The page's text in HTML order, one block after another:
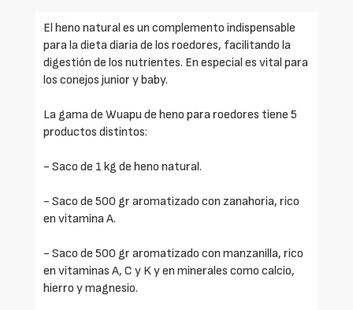
El heno natural es un complemento indispensable
para la dieta diaria de los roedores, facilitando la
digestión de los nutrientes. En especial es vital para
los conejos junior y baby.
La gama de Wuapu de heno para roedores tiene 5
productos distintos:
- Saco de 1 kg de heno natural.
- Saco de 500 gr aromatizado con zanahoria, rico
en vitamina A.
- Saco de 500 gr aromatizado con manzanilla, rico
en vitaminas A, C y K y en minerales como calcio,
hierro y magnesio.